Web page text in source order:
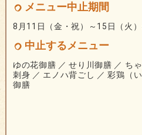
メニュー中止期間
8月11日（金・祝）～15日（火
中止するメニュー
ゆの花御膳 ／ せり川御膳 ／ ち
刺身 ／ エノハ背ごし ／ 彩鶏（
御膳